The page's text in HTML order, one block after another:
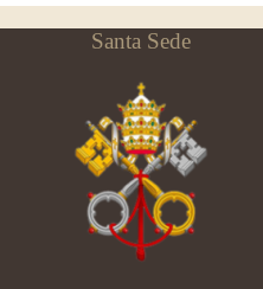
Santa Sede